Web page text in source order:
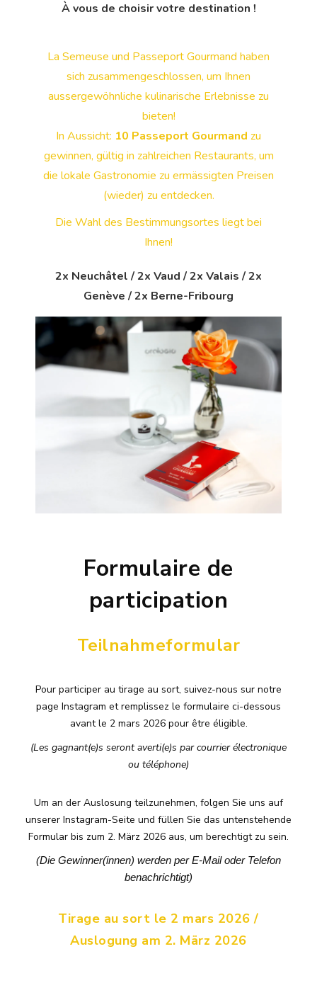
À vous de choisir votre destination !
La Semeuse und Passeport Gourmand haben
sich zusammengeschlossen, um Ihnen
aussergewöhnliche kulinarische Erlebnisse zu
bieten!
In Aussicht: 10 Passeport Gourmand zu
gewinnen, gültig in zahlreichen Restaurants, um
die lokale Gastronomie zu ermässigten Preisen
(wieder) zu entdecken.
Die Wahl des Bestimmungsortes liegt bei
Ihnen!
2x Neuchâtel / 2x Vaud / 2x Valais / 2x
Genève / 2x Berne-Fribourg
Formulaire de
participation
Teilnahmeformular
Pour participer au tirage au sort, suivez-nous sur notre
page Instagram et remplissez le formulaire ci-dessous
avant le 2 mars 2026 pour être éligible.
(Les gagnant(e)s seront averti(e)s par courrier électronique
ou téléphone)
Um an der Auslosung teilzunehmen, folgen Sie uns auf
unserer Instagram-Seite und füllen Sie das untenstehende
Formular bis zum 2. März 2026 aus, um berechtigt zu sein.
(Die Gewinner(innen) werden per E-Mail oder Telefon
benachrichtigt)
Tirage au sort le 2 mars 2026 /
Auslogung am 2. März 2026